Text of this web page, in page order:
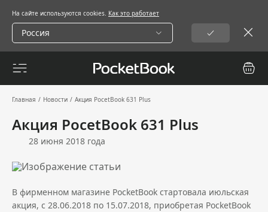
На сайте используются cookies. Как это работает
Россия
Главная / Новости / Акция PocetBook 631 Plus
Акция PocetBook 631 Plus
28 июня 2018 года
В фирменном магазине PocketBook стартовала июльская
акция, с 28.06.2018 по 15.07.2018, приобретая PocketBook